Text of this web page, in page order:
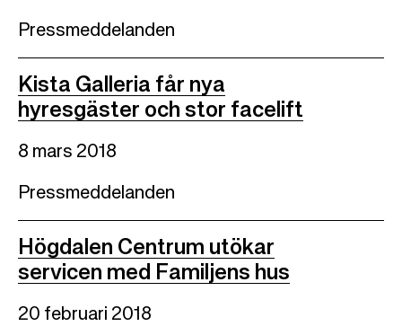
Pressmeddelanden
Kista Galleria får nya
hyresgäster och stor facelift
8 mars 2018
Pressmeddelanden
Högdalen Centrum utökar
servicen med Familjens hus
20 februari 2018